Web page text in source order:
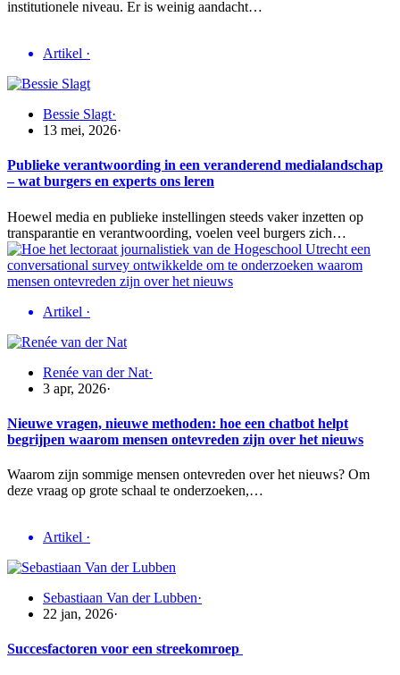
institutionele niveau. Er is weinig aandacht…
Artikel ·
Bessie Slagt·
13 mei, 2026·
Publieke verantwoording in een veranderend medialandschap
– wat burgers en experts ons leren
Hoewel media en publieke instellingen steeds vaker inzetten op
transparantie en verantwoording, voelen veel burgers zich…
Artikel ·
Renée van der Nat·
3 apr, 2026·
Nieuwe vragen, nieuwe methoden: hoe een chatbot helpt
begrijpen waarom mensen ontevreden zijn over het nieuws
Waarom zijn sommige mensen ontevreden over het nieuws? Om
deze vraag op grote schaal te onderzoeken,…
Artikel ·
Sebastiaan Van der Lubben·
22 jan, 2026·
Succesfactoren voor een streekomroep